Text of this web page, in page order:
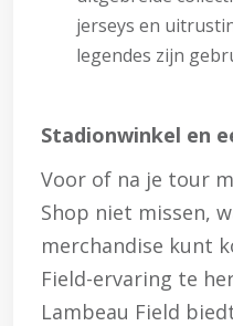
jerseys en
legendes zijn
Stadionwinkel en
Voor of na je tour
Shop niet missen,
merchandise kunt
Field-ervaring te
Lambeau Field